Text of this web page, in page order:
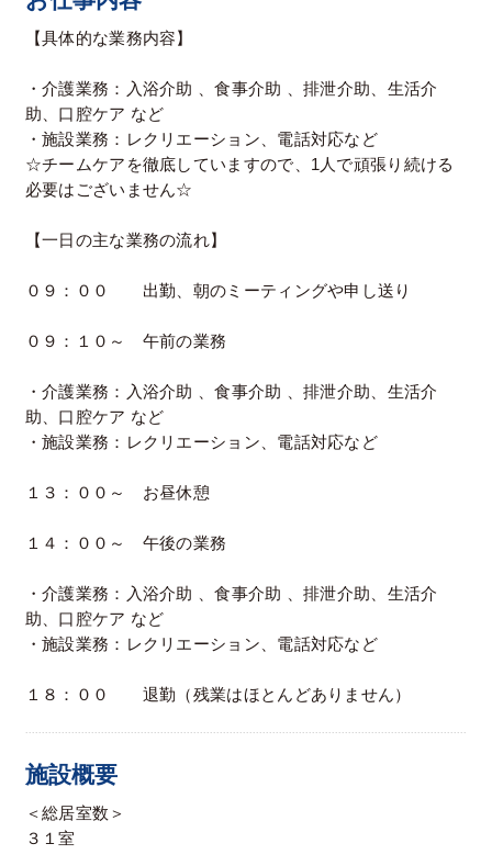
【具体的な業務内容】
・介護業務：入浴介助 、食事介助 、排泄介助、生活介
助、口腔ケア など
・施設業務：レクリエーション、電話対応など
☆チームケアを徹底していますので、1人で頑張り続ける
必要はございません☆
【一日の主な業務の流れ】
０９：００ 出勤、朝のミーティングや申し送り
０９：１０～ 午前の業務
・介護業務：入浴介助 、食事介助 、排泄介助、生活介
助、口腔ケア など
・施設業務：レクリエーション、電話対応など
１３：００～ お昼休憩
１４：００～ 午後の業務
・介護業務：入浴介助 、食事介助 、排泄介助、生活介
助、口腔ケア など
・施設業務：レクリエーション、電話対応など
１８：００ 退勤（残業はほとんどありません）
施設概要
＜総居室数＞
３１室